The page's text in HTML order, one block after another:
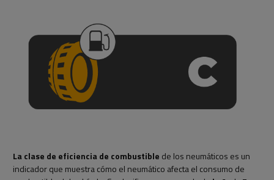
La clase de eficiencia de combustible de los neumáticos es un
indicador que muestra cómo el neumático afecta el consumo de